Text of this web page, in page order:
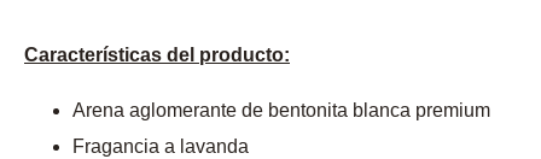
Características del producto:
Arena aglomerante de bentonita blanca premium
Fragancia a lavanda